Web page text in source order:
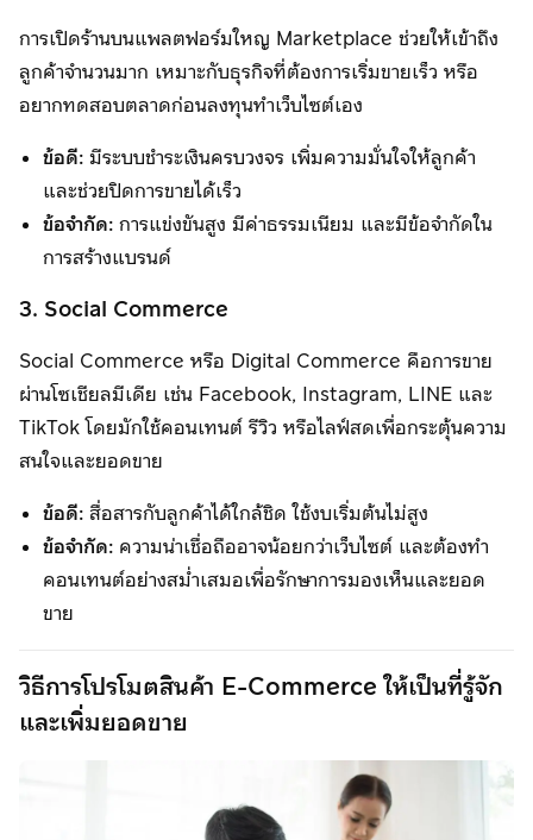
การเปิดร้านบนแพลตฟอร์มใหญ Marketplace ช่วยให้เข้าถึง
ลูกค้าจำนวนมาก เหมาะกับธุรกิจที่ต้องการเริ่มขายเร็ว หรือ
อยากทดสอบตลาดก่อนลงทุนทำเว็บไซต์เอง
ข้อดี: มีระบบชำระเงินครบวงจร เพิ่มความมั่นใจให้ลูกค้า
และช่วยปิดการขายได้เร็ว
ข้อจำกัด: การแข่งขันสูง มีค่าธรรมเนียม และมีข้อจำกัดใน
การสร้างแบรนด์
3. Social Commerce
Social Commerce หรือ Digital Commerce คือการขาย
ผ่านโซเชียลมีเดีย เช่น Facebook, Instagram, LINE และ
TikTok โดยมักใช้คอนเทนต์ รีวิว หรือไลฟ์สดเพื่อกระตุ้นความ
สนใจและยอดขาย
ข้อดี: สื่อสารกับลูกค้าได้ใกล้ชิด ใช้งบเริ่มต้นไม่สูง
ข้อจำกัด: ความน่าเชื่อถืออาจน้อยกว่าเว็บไซต์ และต้องทำ
คอนเทนต์อย่างสม่ำเสมอเพื่อรักษาการมองเห็นและยอด
ขาย
วิธีการโปรโมตสินค้า E-Commerce ให้เป็นที่รู้จัก
และเพิ่มยอดขาย